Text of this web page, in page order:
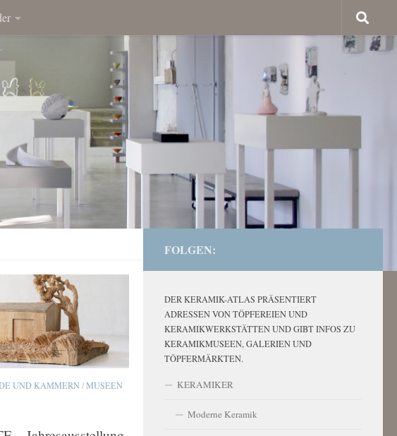
UND KAMMERN/MUSEEN
FOLGEN:
DER KERAMIK-ATLAS PRÄSENTIERT
ADRESSEN VON TÖPFEREIEN UND
KERAMIKWERKSTÄTTEN UND GIBT INFOS ZU
KERAMIKMUSEEN, GALERIEN UND
TÖPFERMÄRKTEN.
KERAMIKER
Moderne Keramik